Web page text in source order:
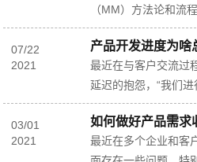
（MM）方法论和流
07/22
2021
产品开发进度为啥
最近在与客户交流过
延迟的抱怨，“我们进
03/01
2021
如何做好产品需求
最近在多个企业和客